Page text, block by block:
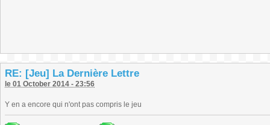
RE: [Jeu] La Dernière Lettre
le 01 October 2014 - 23:56
Y en a encore qui n'ont pas compris le jeu